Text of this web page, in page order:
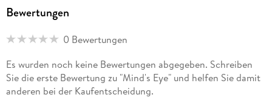
Bewertungen
0 Bewertungen
Es wurden noch keine Bewertungen abgegeben. Schreiben
Sie die erste Bewertung zu "Mind's Eye" und helfen Sie damit
anderen bei der Kaufentscheidung.